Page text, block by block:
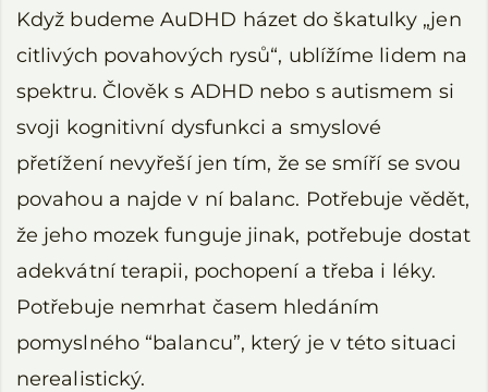
Když budeme AuDHD házet do škatulky „jen
citlivých povahových rysů“, ublížíme lidem na
spektru. Člověk s ADHD nebo s autismem si
svoji kognitivní dysfunkci a smyslové
přetížení nevyřeší jen tím, že se smíří se svou
povahou a najde v ní balanc. Potřebuje vědět,
že jeho mozek funguje jinak, potřebuje dostat
adekvátní terapii, pochopení a třeba i léky.
Potřebuje nemrhat časem hledáním
pomyslného “balancu”, který je v této situaci
nerealistický.